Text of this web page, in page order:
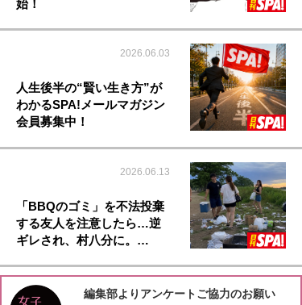
始！
2026.06.03
人生後半の“賢い生き方”が
わかるSPA!メールマガジン
会員募集中！
2026.06.13
「BBQのゴミ」を不法投棄
する友人を注意したら…逆
ギレされ、村八分に。…